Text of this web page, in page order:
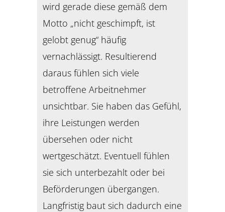
wird gerade diese gemäß dem
Motto „nicht geschimpft, ist
gelobt genug“ häufig
vernachlässigt. Resultierend
daraus fühlen sich viele
betroffene Arbeitnehmer
unsichtbar. Sie haben das Gefühl,
ihre Leistungen werden
übersehen oder nicht
wertgeschätzt. Eventuell fühlen
sie sich unterbezahlt oder bei
Beförderungen übergangen.
Langfristig baut sich dadurch eine